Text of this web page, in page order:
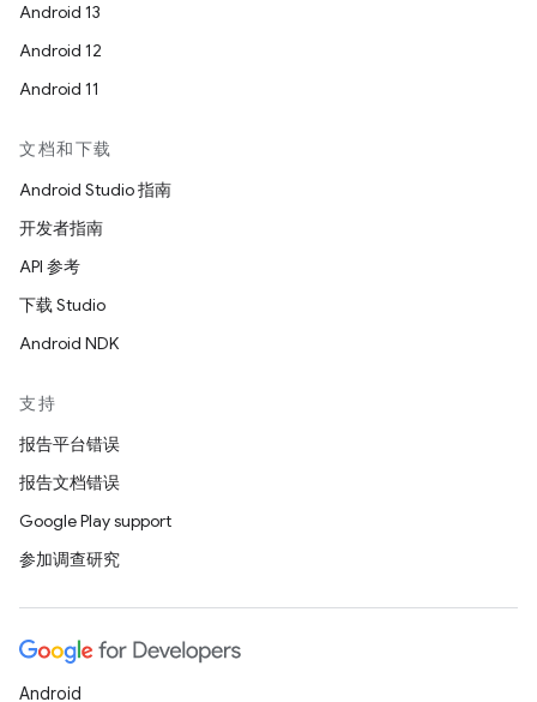
Android 13
Android 12
Android 11
文档和下载
Android Studio 指南
开发者指南
API 参考
下载 Studio
Android NDK
支持
报告平台错误
报告文档错误
Google Play support
参加调查研究
Android